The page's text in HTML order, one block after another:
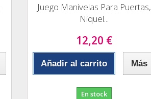
Juego Manivelas Para Puertas,
Niquel...
12,20 €
Añadir al carrito Más
En stock